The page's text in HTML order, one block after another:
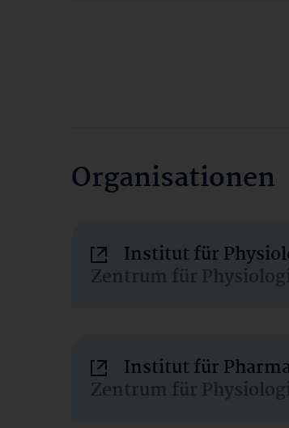
Organisationen
Institut für
Zentrum für
Institut für
Zentrum für